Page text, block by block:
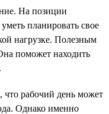
На позиции
планировать свое
нагрузке. Полезным
поможет находить
рабочий день может
Однако именно